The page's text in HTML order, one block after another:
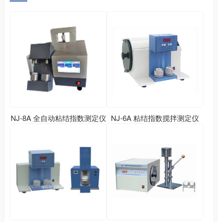
NJ-8A 全自动粘结指数测定仪 NJ-6A 粘结指数搅拌测定仪